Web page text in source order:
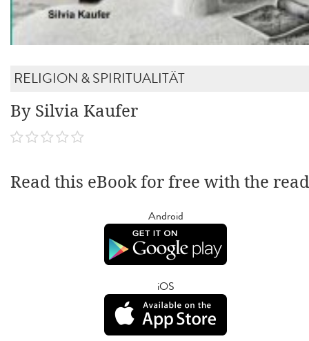
RELIGION & SPIRITUALITÄT
By Silvia Kaufer
Read this eBook for free with the
Android
iOS